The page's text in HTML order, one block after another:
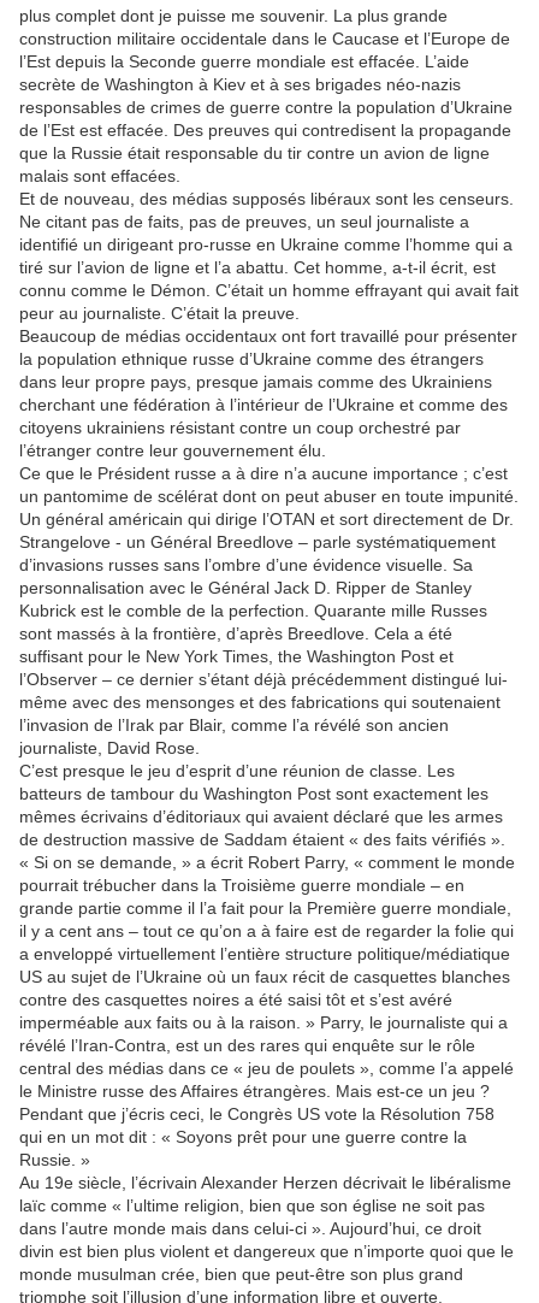
plus complet dont je puisse me souvenir. La plus grande
construction militaire occidentale dans le Caucase et l’Europe de
l’Est depuis la Seconde guerre mondiale est effacée. L’aide
secrète de Washington à Kiev et à ses brigades néo-nazis
responsables de crimes de guerre contre la population d’Ukraine
de l’Est est effacée. Des preuves qui contredisent la propagande
que la Russie était responsable du tir contre un avion de ligne
malais sont effacées.
Et de nouveau, des médias supposés libéraux sont les censeurs.
Ne citant pas de faits, pas de preuves, un seul journaliste a
identifié un dirigeant pro-russe en Ukraine comme l’homme qui a
tiré sur l’avion de ligne et l’a abattu. Cet homme, a-t-il écrit, est
connu comme le Démon. C’était un homme effrayant qui avait fait
peur au journaliste. C’était la preuve.
Beaucoup de médias occidentaux ont fort travaillé pour présenter
la population ethnique russe d’Ukraine comme des étrangers
dans leur propre pays, presque jamais comme des Ukrainiens
cherchant une fédération à l’intérieur de l’Ukraine et comme des
citoyens ukrainiens résistant contre un coup orchestré par
l’étranger contre leur gouvernement élu.
Ce que le Président russe a à dire n’a aucune importance ; c’est
un pantomime de scélérat dont on peut abuser en toute impunité.
Un général américain qui dirige l’OTAN et sort directement de Dr.
Strangelove - un Général Breedlove – parle systématiquement
d’invasions russes sans l’ombre d’une évidence visuelle. Sa
personnalisation avec le Général Jack D. Ripper de Stanley
Kubrick est le comble de la perfection. Quarante mille Russes
sont massés à la frontière, d’après Breedlove. Cela a été
suffisant pour le New York Times, the Washington Post et
l’Observer – ce dernier s’étant déjà précédemment distingué lui-
même avec des mensonges et des fabrications qui soutenaient
l’invasion de l’Irak par Blair, comme l’a révélé son ancien
journaliste, David Rose.
C’est presque le jeu d’esprit d’une réunion de classe. Les
batteurs de tambour du Washington Post sont exactement les
mêmes écrivains d’éditoriaux qui avaient déclaré que les armes
de destruction massive de Saddam étaient « des faits vérifiés ».
« Si on se demande, » a écrit Robert Parry, « comment le monde
pourrait trébucher dans la Troisième guerre mondiale – en
grande partie comme il l’a fait pour la Première guerre mondiale,
il y a cent ans – tout ce qu’on a à faire est de regarder la folie qui
a enveloppé virtuellement l’entière structure politique/médiatique
US au sujet de l’Ukraine où un faux récit de casquettes blanches
contre des casquettes noires a été saisi tôt et s’est avéré
imperméable aux faits ou à la raison. » Parry, le journaliste qui a
révélé l’Iran-Contra, est un des rares qui enquête sur le rôle
central des médias dans ce « jeu de poulets », comme l’a appelé
le Ministre russe des Affaires étrangères. Mais est-ce un jeu ?
Pendant que j’écris ceci, le Congrès US vote la Résolution 758
qui en un mot dit : « Soyons prêt pour une guerre contre la
Russie. »
Au 19e siècle, l’écrivain Alexander Herzen décrivait le libéralisme
laïc comme « l’ultime religion, bien que son église ne soit pas
dans l’autre monde mais dans celui-ci ». Aujourd’hui, ce droit
divin est bien plus violent et dangereux que n’importe quoi que le
monde musulman crée, bien que peut-être son plus grand
triomphe soit l’illusion d’une information libre et ouverte.